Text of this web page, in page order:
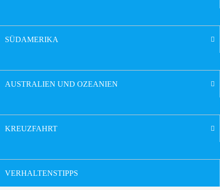
SÜDAMERIKA
AUSTRALIEN UND OZEANIEN
KREUZFAHRT
VERHALTENSTIPPS